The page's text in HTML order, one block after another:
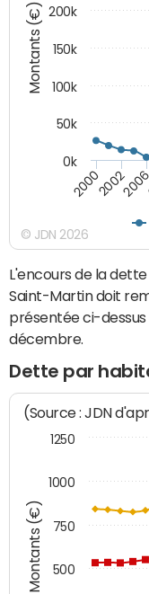
Montants (€)
20002002
0k
50k
100k
150k
200k
© JDN 2026
L'encours de la
Saint-Martin doit
présentée ci-dessus
décembre.
Dette par
Montants (€)
(Source : JDN
500
750
1000
1250